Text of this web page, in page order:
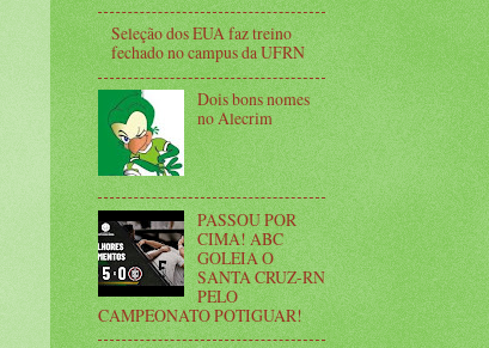
Seleção dos EUA faz treino
fechado no campus da UFRN
Dois bons nomes
no Alecrim
PASSOU POR
CIMA! ABC
GOLEIA O
SANTA CRUZ-RN
PELO
CAMPEONATO POTIGUAR!